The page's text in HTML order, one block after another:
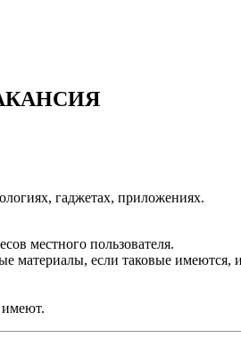
гаджетах, приложениях.
местного пользователя.
материалы, если таковые имеются,
имеют.